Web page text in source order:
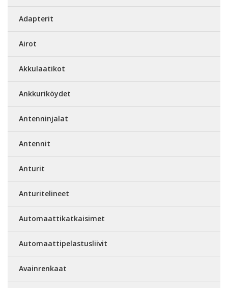
Adapterit
Airot
Akkulaatikot
Ankkuriköydet
Antenninjalat
Antennit
Anturit
Anturitelineet
Automaattikatkaisimet
Automaattipelastusliivit
Avainrenkaat